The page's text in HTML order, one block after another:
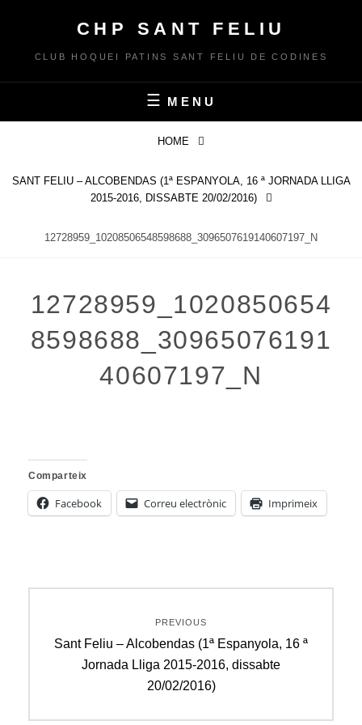
content
CHP SANT FELIU
CLUB HOQUEI PATINS SANT FELIU DE CODINES
MENU
HOME
SANT FELIU – ALCOBENDAS (1ª ESPANYOLA, 16 ª JORNADA LLIGA
2015-2016, DISSABTE 20/02/2016)
12728959_10208506548598688_3096507619140607197_N
12728959_1020850654
8598688_30965076191
40607197_N
Comparteix
Facebook Correu electrònic Imprimeix
d'entrades
PREVIOUS
Previous
Sant Feliu – Alcobendas (1ª Espanyola, 16 ª
Jornada Lliga 2015-2016, dissabte
20/02/2016)